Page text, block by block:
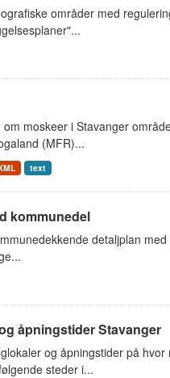
områder med
moskeer i Stavanger
(MFR)...
text
kommunedel
detaljplan
åpningstider Stavanger
og åpningstider på
steder i...